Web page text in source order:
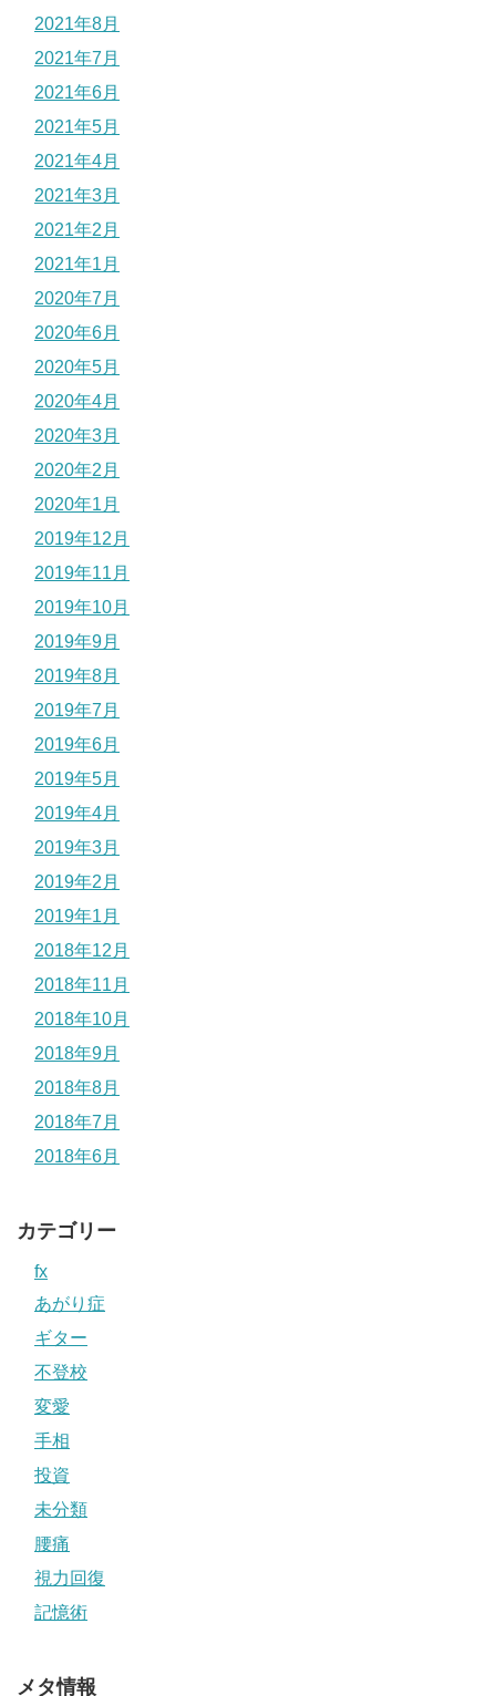
2021年8月
2021年7月
2021年6月
2021年5月
2021年4月
2021年3月
2021年2月
2021年1月
2020年7月
2020年6月
2020年5月
2020年4月
2020年3月
2020年2月
2020年1月
2019年12月
2019年11月
2019年10月
2019年9月
2019年8月
2019年7月
2019年6月
2019年5月
2019年4月
2019年3月
2019年2月
2019年1月
2018年12月
2018年11月
2018年10月
2018年9月
2018年8月
2018年7月
2018年6月
カテゴリー
fx
あがり症
ギター
不登校
変愛
手相
投資
未分類
腰痛
視力回復
記憶術
メタ情報